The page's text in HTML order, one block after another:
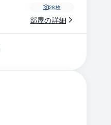
28枚
部屋の詳細